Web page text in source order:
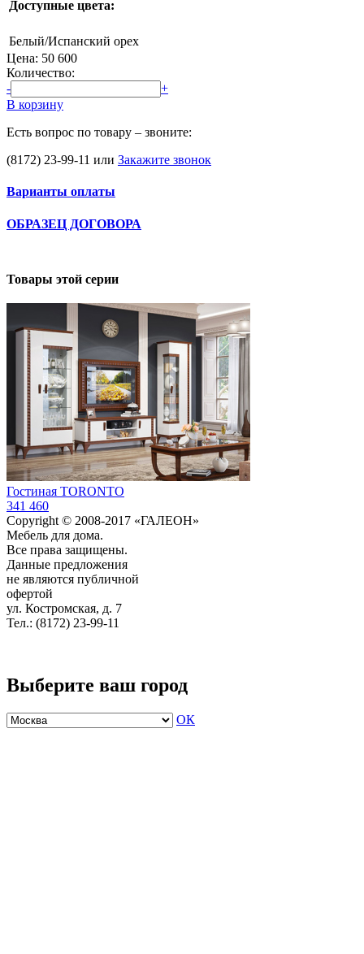
Доступные цвета:
Белый/Испанский орех
Цена: 50 600
Количество:
-
+
В корзину
Есть вопрос по товару – звоните:
(8172) 23-99-11 или Закажите звонок
Варианты оплаты
ОБРАЗЕЦ ДОГОВОРА
Товары этой серии
Гостиная TORONTO
341 460
Copyright © 2008-2017 «ГАЛЕОН»
Мебель для дома.
Все права защищены.
Данные предложения
не являются публичной
офертой
ул. Костромская, д. 7
Тел.: (8172) 23-99-11
Выберите ваш город
ОК